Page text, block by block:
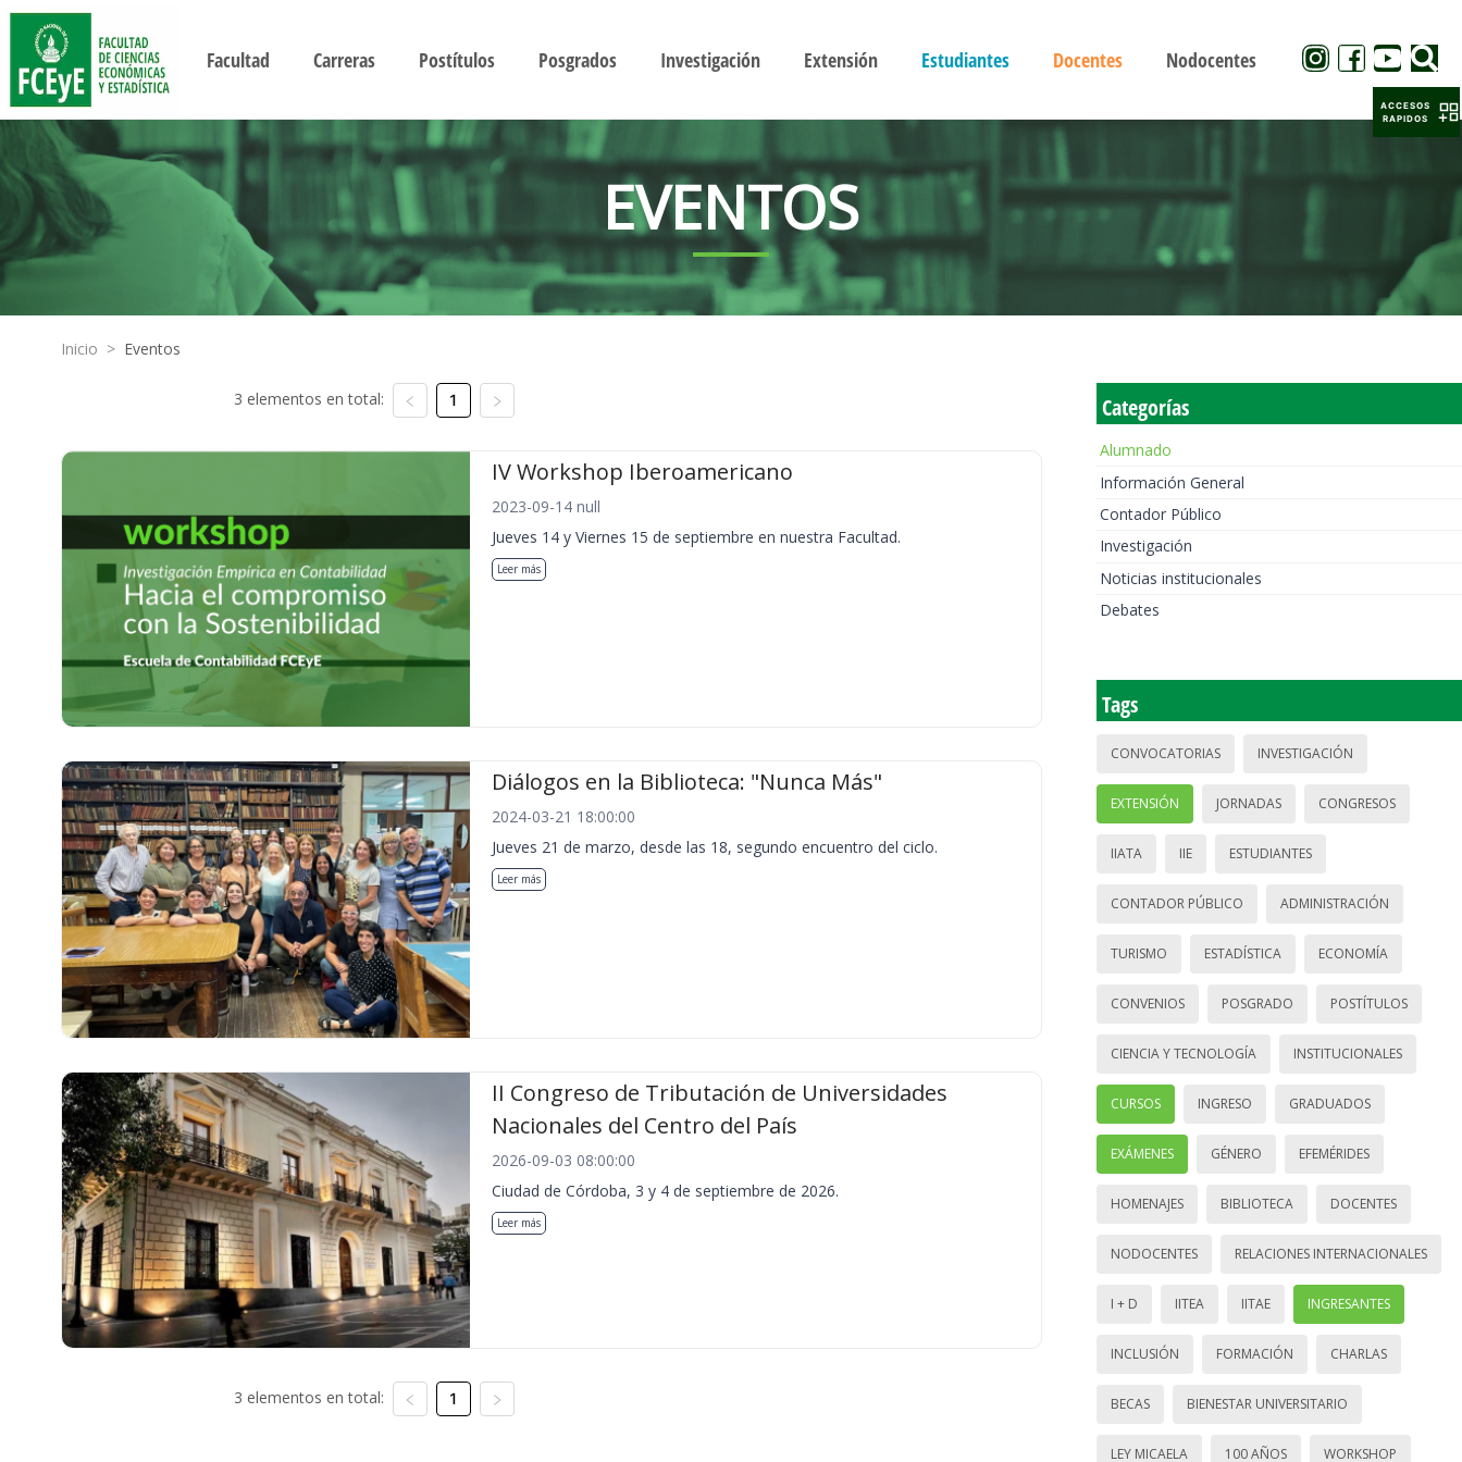
Facultad Carreras Postítulos Posgrados Investigación Extensión Estudiantes Docentes Nodocentes
EVENTOS
Inicio > Eventos
3 elementos en total: 1
IV Workshop Iberoamericano
2023-09-14 null
Jueves 14 y Viernes 15 de septiembre en nuestra Facultad.
Leer más
Diálogos en la Biblioteca: "Nunca Más"
2024-03-21 18:00:00
Jueves 21 de marzo, desde las 18, segundo encuentro del ciclo.
Leer más
II Congreso de Tributación de Universidades
Nacionales del Centro del País
2026-09-03 08:00:00
Ciudad de Córdoba, 3 y 4 de septiembre de 2026.
Leer más
3 elementos en total: 1
Categorías
Alumnado
Información General
Contador Público
Investigación
Noticias institucionales
Debates
Tags
CONVOCATORIAS INVESTIGACIÓN
EXTENSIÓN JORNADAS CONGRESOS
IIATA IIE ESTUDIANTES
CONTADOR PÚBLICO ADMINISTRACIÓN
TURISMO ESTADÍSTICA ECONOMÍA
CONVENIOS POSGRADO POSTÍTULOS
CIENCIA Y TECNOLOGÍA INSTITUCIONALES
CURSOS INGRESO GRADUADOS
EXÁMENES GÉNERO EFEMÉRIDES
HOMENAJES BIBLIOTECA DOCENTES
NODOCENTES RELACIONES INTERNACIONALES
I + D IITEA IITAE INGRESANTES
INCLUSIÓN FORMACIÓN CHARLAS
BECAS BIENESTAR UNIVERSITARIO
LEY MICAELA 100 AÑOS WORKSHOP
ACCESOS
RAPIDOS